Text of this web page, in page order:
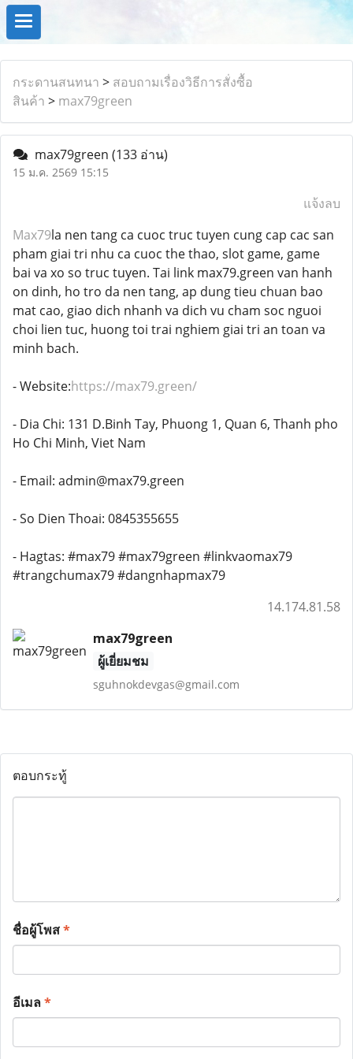
กระดานสนทนา > สอบถามเรื่องวิธีการสั่งซื้อ
สินค้า > max79green
max79green (133 อ่าน)
15 ม.ค. 2569 15:15
แจ้งลบ
Max79la nen tang ca cuoc truc tuyen cung cap cac san
pham giai tri nhu ca cuoc the thao, slot game, game
bai va xo so truc tuyen. Tai link max79.green van hanh
on dinh, ho tro da nen tang, ap dung tieu chuan bao
mat cao, giao dich nhanh va dich vu cham soc nguoi
choi lien tuc, huong toi trai nghiem giai tri an toan va
minh bach.
- Website:https://max79.green/
- Dia Chi: 131 D.Binh Tay, Phuong 1, Quan 6, Thanh pho
Ho Chi Minh, Viet Nam
- Email: admin@max79.green
- So Dien Thoai: 0845355655
- Hagtas: #max79 #max79green #linkvaomax79
#trangchumax79 #dangnhapmax79
14.174.81.58
max79green
ผู้เยี่ยมชม
sguhnokdevgas@gmail.com
ตอบกระทู้
ชื่อผู้โพส*
อีเมล*